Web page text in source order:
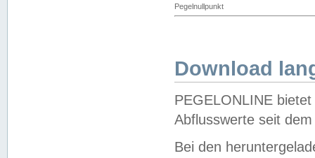
Pegelnullpunkt
Download
PEGELONLINE
Abflusswerte seit
Bei den